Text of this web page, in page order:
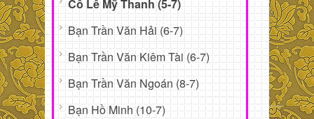
Cô Lê Mỹ Thanh (5-7)
Bạn Trần Văn Hải (6-7)
Bạn Trần Văn Kiêm Tài (6-7)
Bạn Trần Văn Ngoán (8-7)
Bạn Hồ Minh (10-7)